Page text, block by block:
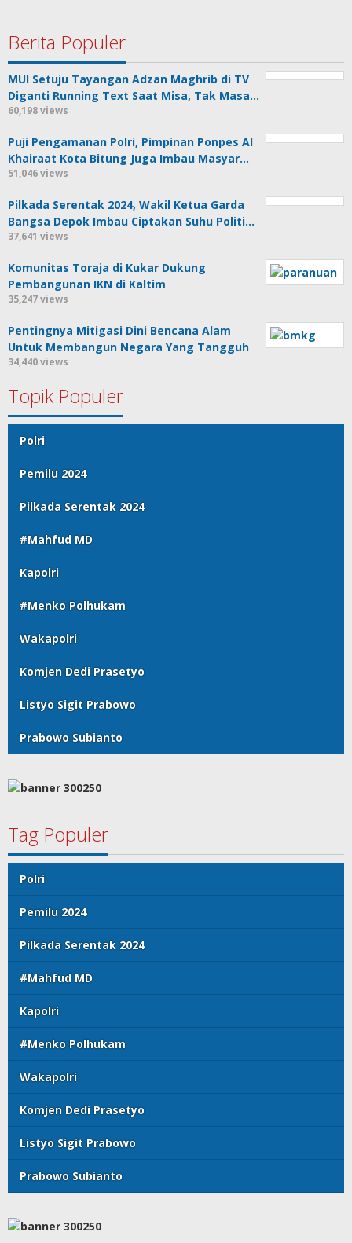
Berita Populer
MUI Setuju Tayangan Adzan Maghrib di TV
Diganti Running Text Saat Misa, Tak Masa…
60,198 views
Puji Pengamanan Polri, Pimpinan Ponpes Al
Khairaat Kota Bitung Juga Imbau Masyar…
51,046 views
Pilkada Serentak 2024, Wakil Ketua Garda
Bangsa Depok Imbau Ciptakan Suhu Politi…
37,641 views
Komunitas Toraja di Kukar Dukung
Pembangunan IKN di Kaltim
35,247 views
Pentingnya Mitigasi Dini Bencana Alam
Untuk Membangun Negara Yang Tangguh
34,440 views
Topik Populer
Polri
Pemilu 2024
Pilkada Serentak 2024
#Mahfud MD
Kapolri
#Menko Polhukam
Wakapolri
Komjen Dedi Prasetyo
Listyo Sigit Prabowo
Prabowo Subianto
Tag Populer
Polri
Pemilu 2024
Pilkada Serentak 2024
#Mahfud MD
Kapolri
#Menko Polhukam
Wakapolri
Komjen Dedi Prasetyo
Listyo Sigit Prabowo
Prabowo Subianto